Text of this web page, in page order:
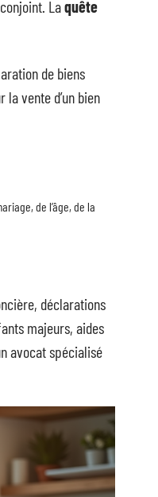
Laquête
de biens
vente d’un bien
de l’âge, de la
déclarations
majeurs, aides
avocat spécialisé